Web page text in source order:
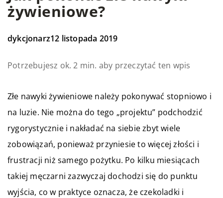
żywieniowe?
dykcjonarz12 listopada 2019
Potrzebujesz ok. 2 min. aby przeczytać ten wpis
Złe nawyki żywieniowe należy pokonywać stopniowo i
na luzie. Nie można do tego „projektu” podchodzić
rygorystycznie i nakładać na siebie zbyt wiele
zobowiązań, ponieważ przyniesie to więcej złości i
frustracji niż samego pożytku. Po kilku miesiącach
takiej męczarni zazwyczaj dochodzi się do punktu
wyjścia, co w praktyce oznacza, że czekoladki i